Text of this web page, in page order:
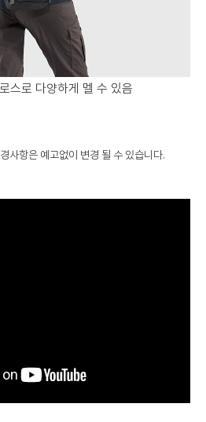
스로 다양하게 멜 수 있음
사항은 예고없이 변경 될 수 있습니다.